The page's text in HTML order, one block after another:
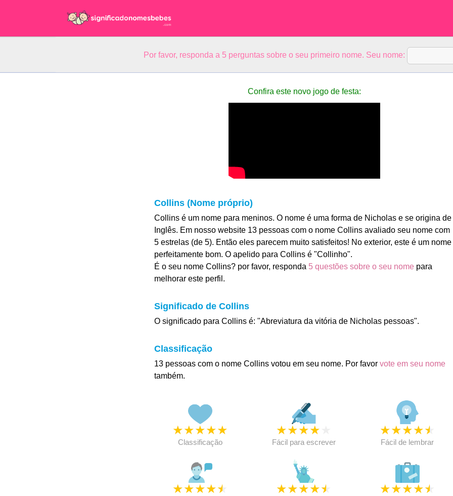
Por favor, responda a 5 perguntas sobre o seu primeiro nome. Seu nome:
Confira este novo jogo de festa:
Collins (Nome próprio)
Collins é um nome para meninos. O nome é uma forma de Nicholas e se origina de
Inglês. Em nosso website 13 pessoas com o nome Collins avaliado seu nome com
5 estrelas (de 5). Então eles parecem muito satisfeitos! No exterior, este é um nome
perfeitamente bom. O apelido para Collins é "Collinho".
É o seu nome Collins? por favor, responda 5 questões sobre o seu nomepara
melhorar este perfil.
Significado de Collins
O significado para Collins é: "Abreviatura da vitória de Nicholas pessoas".
Classificação
13 pessoas com o nome Collins votou em seu nome. Por favor vote em seu nome
também.
★★★★★
Classificação
★★★★
Fácil para escrever
★★★★★
Fácil de lembrar
★★★★★ ★★★★★ ★★★★★